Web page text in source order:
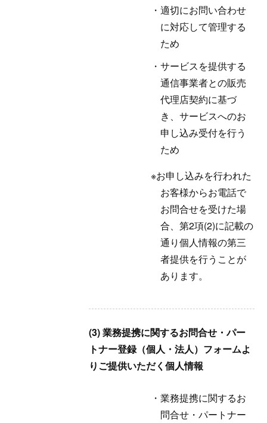
適切にお問い合わせ
に対応して管理する
ため
サービスを提供する
通信事業者との販売
代理店契約に基づ
き、サービスへのお
申し込み受付を行う
ため
お申し込みを行われた
お客様からお電話で
お問合せを受けた場
合、第2項(2)に記載の
通り個人情報の第三
者提供を行うことが
あります。
(3) 業務提携に関するお問合せ・パー
トナー登録（個人・法人）フォームよ
りご提供いただく個人情報
業務提携に関するお
問合せ・パートナー